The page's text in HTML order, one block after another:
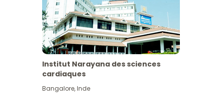
Institut Narayana des sciences
cardiaques
Bangalore,Inde